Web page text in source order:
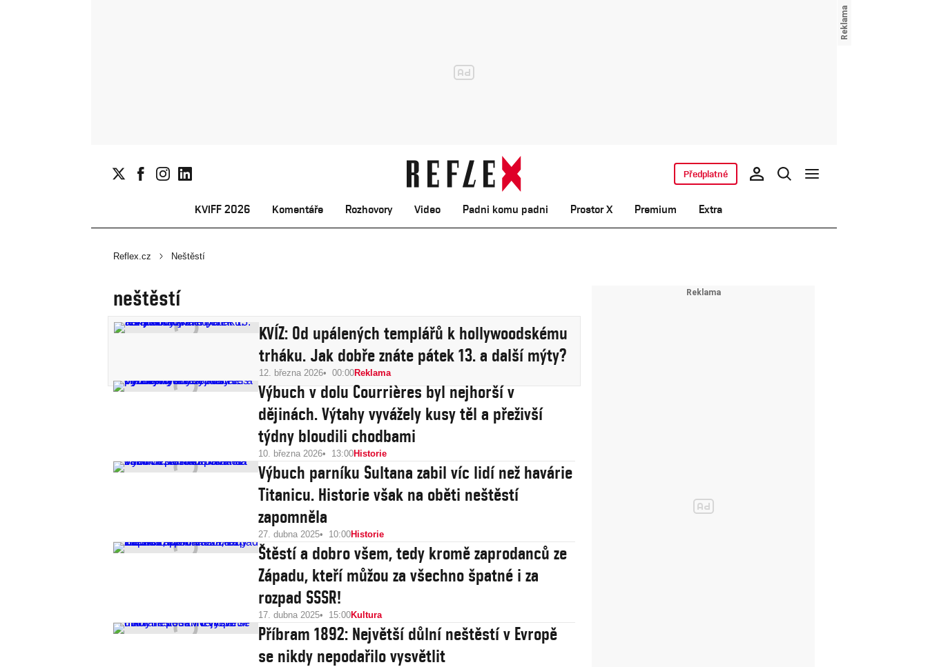
KVIFF 2026 Komentáře Rozhovory Video Padni komu padni Prostor X Premium Extra
Předplatné
Reflex.cz Neštěstí
neštěstí
KVÍZ: Od upálených templářů k hollywoodskému
trháku. Jak dobře znáte pátek 13. a další mýty?
12. března 2026 00:00Reklama
Výbuch v dolu Courrières byl nejhorší v
dějinách. Výtahy vyvážely kusy těl a přeživší
týdny bloudili chodbami
10. března 2026 13:00Historie
Výbuch parníku Sultana zabil víc lidí než havárie
Titanicu. Historie však na oběti neštěstí
zapomněla
27. dubna 2025 10:00Historie
Štěstí a dobro všem, tedy kromě zaprodanců ze
Západu, kteří můžou za všechno špatné i za
rozpad SSSR!
17. dubna 2025 15:00Kultura
Příbram 1892: Největší důlní neštěstí v Evropě
se nikdy nepodařilo vysvětlit